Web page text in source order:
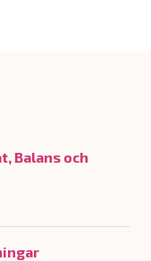
Balans och